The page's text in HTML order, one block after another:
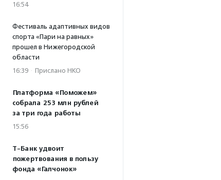
16:54
Фестиваль адаптивных видов
спорта «Пари на равных»
прошел в Нижегородской
области
16:39 · Прислано НКО
Платформа «Поможем»
собрала 253 млн рублей
за три года работы
15:56
Т-Банк удвоит
пожертвования в пользу
фонда «Галчонок»